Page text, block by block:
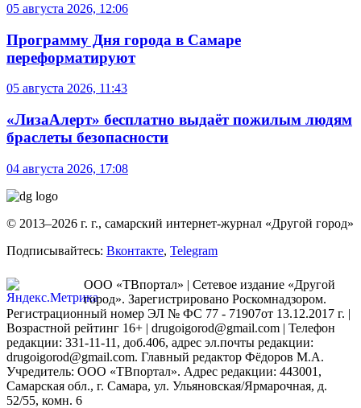
05 августа 2026, 12:06
Программу Дня города в Самаре
переформатируют
05 августа 2026, 11:43
«ЛизаАлерт» бесплатно выдаёт пожилым людям
браслеты безопасности
04 августа 2026, 17:08
© 2013–2026 г. г., самарский интернет-журнал «Другой город»
Подписывайтесь: Вконтакте, Telegram
ООО «ТВпортал» | Сетевое издание «Другой
город». Зарегистрировано Роскомнадзором.
Регистрационный номер ЭЛ № ФС 77 - 71907от 13.12.2017 г. |
Возрастной рейтинг 16+ | drugoigorod@gmail.com | Телефон
редакции: 331-11-11, доб.406, адрес эл.почты редакции:
drugoigorod@gmail.com. Главный редактор Фёдоров М.А.
Учредитель: ООО «ТВпортал». Адрес редакции: 443001,
Самарская обл., г. Самара, ул. Ульяновская/Ярмарочная, д.
52/55, комн. 6